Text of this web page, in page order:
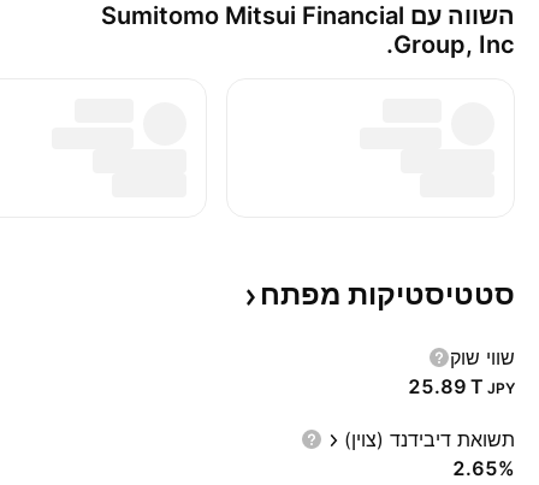
השווה עם Sumitomo Mitsui Financial
Group, Inc.
סטטיסטיקות מפתח
שווי שוק
‪25.89 T‬ JPY
תשואת דיבידנד (צוין)
2.65%